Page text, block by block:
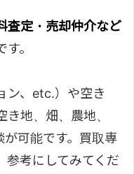
査定・売却仲介など
す。
ン、etc.）や空き
地、畑、農地、
可能です。買取専
参考にしてみてくだ